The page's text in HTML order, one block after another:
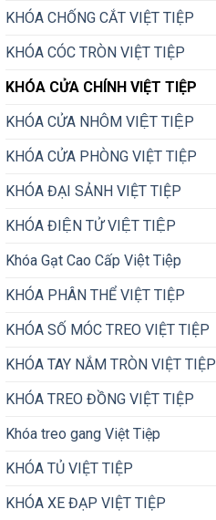
KHÓA CHỐNG CẮT VIỆT TIỆP
KHÓA CÓC TRÒN VIỆT TIỆP
KHÓA CỬA CHÍNH VIỆT TIỆP
KHÓA CỬA NHÔM VIỆT TIỆP
KHÓA CỬA PHÒNG VIỆT TIỆP
KHÓA ĐẠI SẢNH VIỆT TIỆP
KHÓA ĐIỆN TỬ VIỆT TIỆP
Khóa Gạt Cao Cấp Việt Tiệp
KHÓA PHÂN THỂ VIỆT TIỆP
KHÓA SỐ MÓC TREO VIỆT TIỆP
KHÓA TAY NẮM TRÒN VIỆT TIỆP
KHÓA TREO ĐỒNG VIỆT TIỆP
Khóa treo gang Việt Tiệp
KHÓA TỦ VIỆT TIỆP
KHÓA XE ĐẠP VIỆT TIỆP